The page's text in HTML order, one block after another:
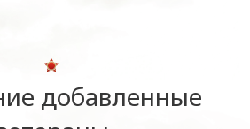
добавленные